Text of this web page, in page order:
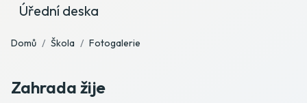
Úřední deska
Domů Škola Fotogalerie
Zahrada žije